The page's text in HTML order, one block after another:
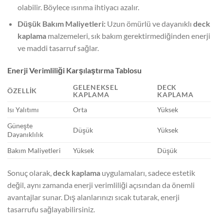
olabilir. Böylece ısınma ihtiyacı azalır.
Düşük Bakım Maliyetleri:Uzun ömürlü ve dayanıklı deck
kaplamamalzemeleri, sık bakım gerektirmediğinden enerji
ve maddi tasarruf sağlar.
Enerji Verimliliği Karşılaştırma Tablosu
ÖZELLIK
GELENEKSEL
KAPLAMA
DECK
KAPLAMA
Isı Yalıtımı
Orta
Yüksek
Güneşte
Dayanıklılık
Düşük Yüksek
Bakım Maliyetleri Yüksek Düşük
Sonuç olarak,deck kaplama uygulamaları, sadece estetik
değil, aynı zamanda enerji verimliliği açısından da önemli
avantajlar sunar. Dış alanlarınızı sıcak tutarak, enerji
tasarrufu sağlayabilirsiniz.